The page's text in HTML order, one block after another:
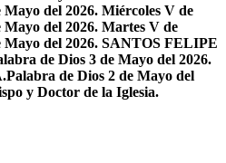
del 2026. Miércoles V de
Mayo del 2026. Martes V de
Mayo del 2026. SANTOS FELIPE
de Dios 3 de Mayo del 2026.
Palabra de Dios 2 de Mayo del
y Doctor de la Iglesia.